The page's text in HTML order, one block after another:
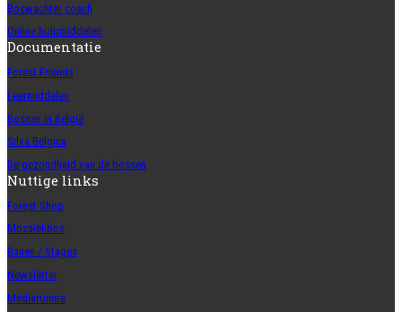
Boswachter coach
Online hulpmiddelen
Documentatie
Forest Friends
Leermiddelen
Bossen in België
Silva Belgica
De gezondheid van de bossen
Nuttige links
Forest Shop
Mozaïekbos
Banen / Stages
Newsletter
Mediaruimte